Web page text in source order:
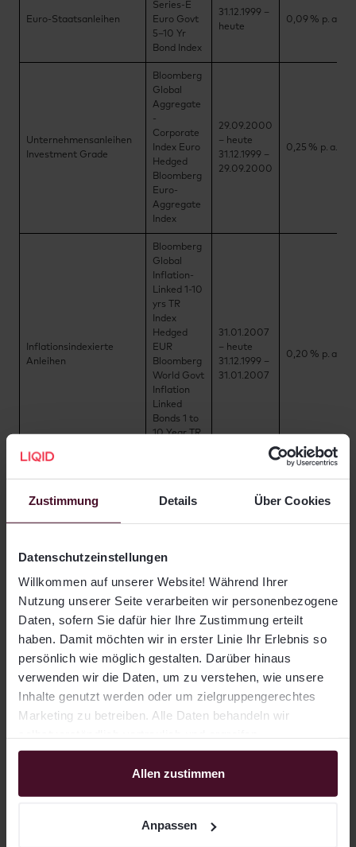
Zustimmung Details Über Cookies
Datenschutzeinstellungen
Willkommen auf unserer Website! Während Ihrer
Nutzung unserer Seite verarbeiten wir personenbezogene
Daten, sofern Sie dafür hier Ihre Zustimmung erteilt
haben. Damit möchten wir in erster Linie Ihr Erlebnis so
persönlich wie möglich gestalten. Darüber hinaus
verwenden wir die Daten, um zu verstehen, wie unsere
Inhalte genutzt werden oder um zielgruppengerechtes
Marketing zu betreiben. Alle Daten behandeln wir
entsprechende Sicherheitsmaßnahmen. Für die
Verarbeitung nutzen wir u.a. Drittanbieter, mit denen wir
entsprechende Auftragsverarbeitungsverträge
in unserer Datenschutzerklärung, sowie im
Allen zustimmen
Anpassen
Euro-Staatsanleihen
Series-E
Euro Govt
5–10 Yr
Bond Index
31.12.1999 –
heute
0,09 % p. a.
Unternehmensanleihen
Investment Grade
Bloomberg
Global
Aggregate
-
Corporate
Index Euro
Hedged
Bloomberg
Euro-
Aggregate
Index
29.09.2000
– heute
31.12.1999 –
29.09.2000
0,25 % p. a.
Inflationsindexierte
Anleihen
Bloomberg
Global
Inflation-
Linked 1-10
yrs TR
Index
Hedged
EUR
Bloomberg
World Govt
Inflation
Linked
Bonds 1 to
10 Year TR
31.01.2007
– heute
31.12.1999 –
31.01.2007
0,20 % p. a.
Global High
heute
Schwellenländeranleihen
Morgan
EMBI
Global
Index
31.12.1999 –
heute
0,45 % p. a.
LBMA Gold
USD
31.12.1999 –
heute
Return
31.12.1999 –
Overnight